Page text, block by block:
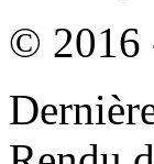
© 2016